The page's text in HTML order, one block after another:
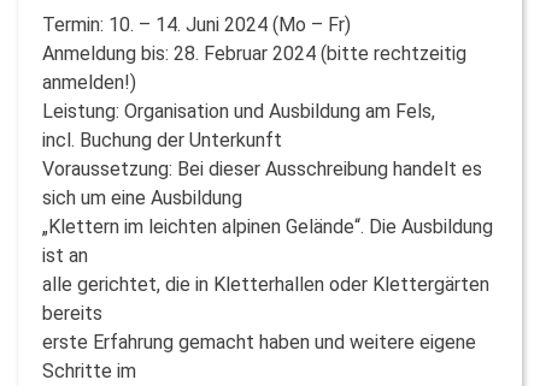
Termin: 10. – 14. Juni 2024 (Mo – Fr)
Anmeldung bis: 28. Februar 2024 (bitte rechtzeitig
anmelden!)
Leistung: Organisation und Ausbildung am Fels,
incl. Buchung der Unterkunft
Voraussetzung: Bei dieser Ausschreibung handelt es
sich um eine Ausbildung
„Klettern im leichten alpinen Gelände“. Die Ausbildung
ist an
alle gerichtet, die in Kletterhallen oder Klettergärten
bereits
erste Erfahrung gemacht haben und weitere eigene
Schritte im